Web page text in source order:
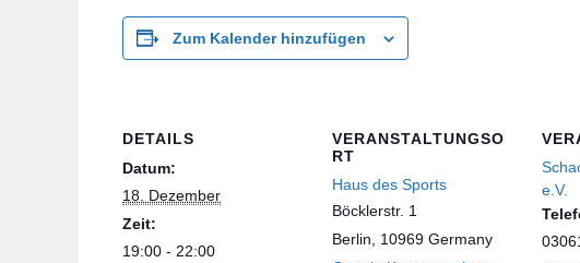
Zum Kalender hinzufügen
DETAILS
Datum:
18. Dezember
Zeit:
19:00 - 22:00
VERANSTALTUNGSO
RT
Haus des Sports
Böcklerstr. 1
Berlin
10969 Germany
e.V.